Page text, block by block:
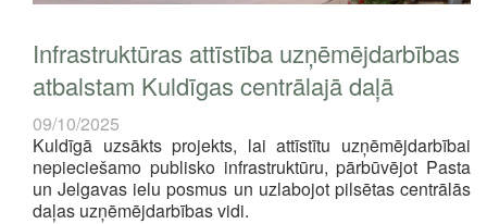
Infrastruktūras attīstība uzņēmējdarbības
atbalstam Kuldīgas centrālajā daļā
09/10/2025
Kuldīgā uzsākts projekts, lai attīstītu uzņēmējdarbībai
nepieciešamo publisko infrastruktūru, pārbūvējot Pasta
un Jelgavas ielu posmus un uzlabojot pilsētas centrālās
daļas uzņēmējdarbības vidi.